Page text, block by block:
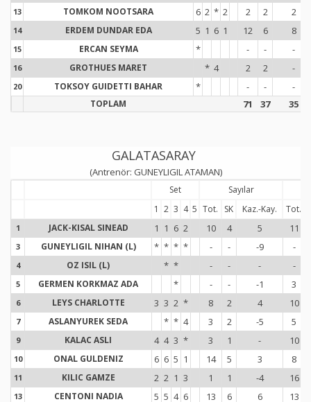
13 TOMKOM NOOTSARA 6 2 * 2 2 2 2
14 ERDEM DUNDAR EDA 5 1 6 1 12 6 8
15 ERCAN SEYMA * - - -
16 GROTHUES MARET * 4 2 2 -
20 TOKSOY GUIDETTI BAHAR * - - -
TOPLAM 71 37 35
GALATASARAY
(Antrenör: GUNEYLIGIL ATAMAN)
Set Sayılar
1 2 3 4 5 Tot. SK Kaz.-Kay. Tot.
1 JACK-KISAL SINEAD 1 1 6 2 10 4 5 11
3 GUNEYLIGIL NIHAN (L) * * * * - - -9 -
4 OZ ISIL (L) * * - - - -
5 GERMEN KORKMAZ ADA * - - -1 3
6 LEYS CHARLOTTE 3 3 2 * 8 2 4 10
7 ASLANYUREK SEDA * * 4 3 2 -5 5
9 KALAC ASLI 4 4 3 * 3 1 - 10
10 ONAL GULDENIZ 6 6 5 1 14 5 3 8
11 KILIC GAMZE 2 2 1 3 1 1 -4 16
13 CENTONI NADIA 5 5 4 6 13 6 6 13